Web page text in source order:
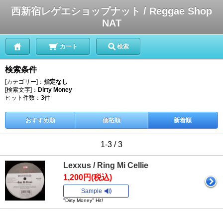
西新宿レゲエショップナット / Reggae Shop
NAT
カート 検索
検索条件
[カテゴリー]： 指定なし
[検索文字]： Dirty Money
ヒット件数： 3件
おすすめ順 価格順 新着順
1-3 / 3
Lexxus / Ring Mi Cellie
1,200円(税込)
Sample
"Dirty Money" Hit!